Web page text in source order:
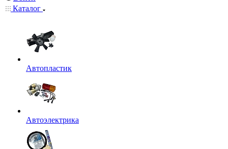
Каталог
Автопластик
Автоэлектрика